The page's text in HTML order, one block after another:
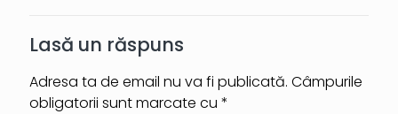
Lasă un răspuns
Adresa ta de email nu va fi publicată. Câmpurile
obligatorii sunt marcate cu *